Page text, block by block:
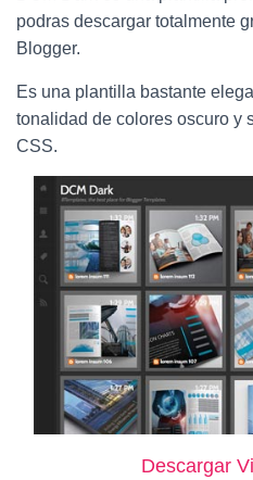
podras descargar totalmente
Blogger.
Es una plantilla bastante
tonalidad de colores oscuro y
CSS.
Descargar